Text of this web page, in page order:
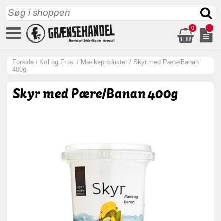
0
Forside / Køl og Frost / Mælkeprodukter / Skyr med Pære/Banan
400g
Skyr med Pære/Banan 400g